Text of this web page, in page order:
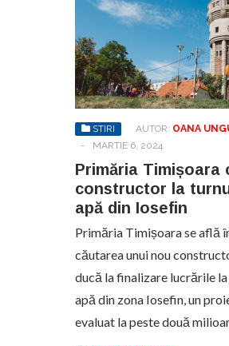
STIRI AUTOR: OANA
-
MARTIE 6, 2024
Primăria Timișoara
constructor la
apă din Iosefin
Primăria Timișoara se află
căutarea unui nou
ducă la finalizare lucrările
apă din zona Iosefin, un
evaluat la peste două